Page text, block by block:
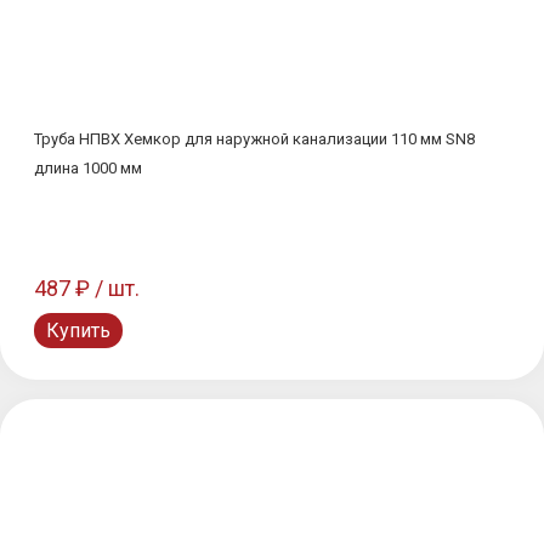
Труба НПВХ Хемкор для наружной канализации 110 мм SN8
длина 1000 мм
487 ₽ / шт.
Купить